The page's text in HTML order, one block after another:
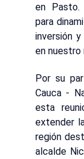
en Pasto.
para
inversión
en nuestro
Por su
Cauca -
esta
extender
región
alcalde